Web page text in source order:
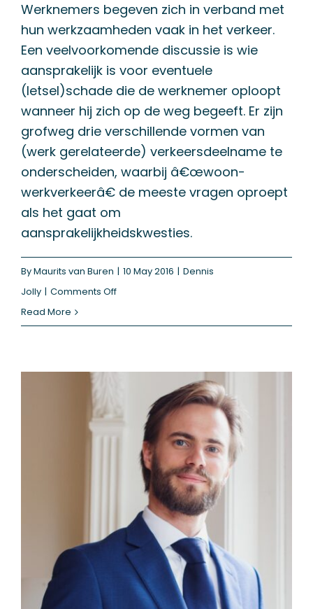
Werknemers begeven zich in verband met
hun werkzaamheden vaak in het verkeer.
Een veelvoorkomende discussie is wie
aansprakelijk is voor eventuele
(letsel)schade die de werknemer oploopt
wanneer hij zich op de weg begeeft. Er zijn
grofweg drie verschillende vormen van
(werk gerelateerde) verkeersdeelname te
onderscheiden, waarbij â€œwoon-
werkverkeerâ€ de meeste vragen oproept
als het gaat om
aansprakelijkheidskwesties.
ByMaurits van Buren | 10 May 2016 | Dennis
Jolly | Comments Offon
bij
ongevallen
tijdens
woon-
werkverkeer
Read More